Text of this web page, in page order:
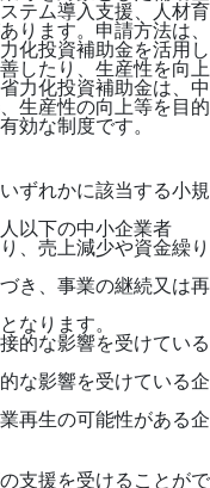
テム導入支援、人材育
ります。申請方法は、
化投資補助金を活用し
したり、生産性を向上
力化投資補助金は、中
生産性の向上等を目的
効な制度です。
ずれかに該当する小規
以下の中小企業者
、売上減少や資金繰り
き、事業の継続又は再
なります。
的な影響を受けている
な影響を受けている企
再生の可能性がある企
支援を受けることがで